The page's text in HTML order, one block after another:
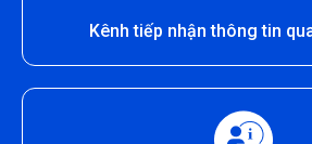
Kênh tiếp nhận thông tin